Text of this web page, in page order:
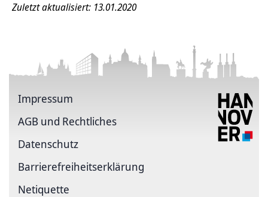
Zuletzt aktualisiert: 13.01.2020
Impressum
AGB und Rechtliches
Datenschutz
Barriere­freiheits­erklärung
Netiquette